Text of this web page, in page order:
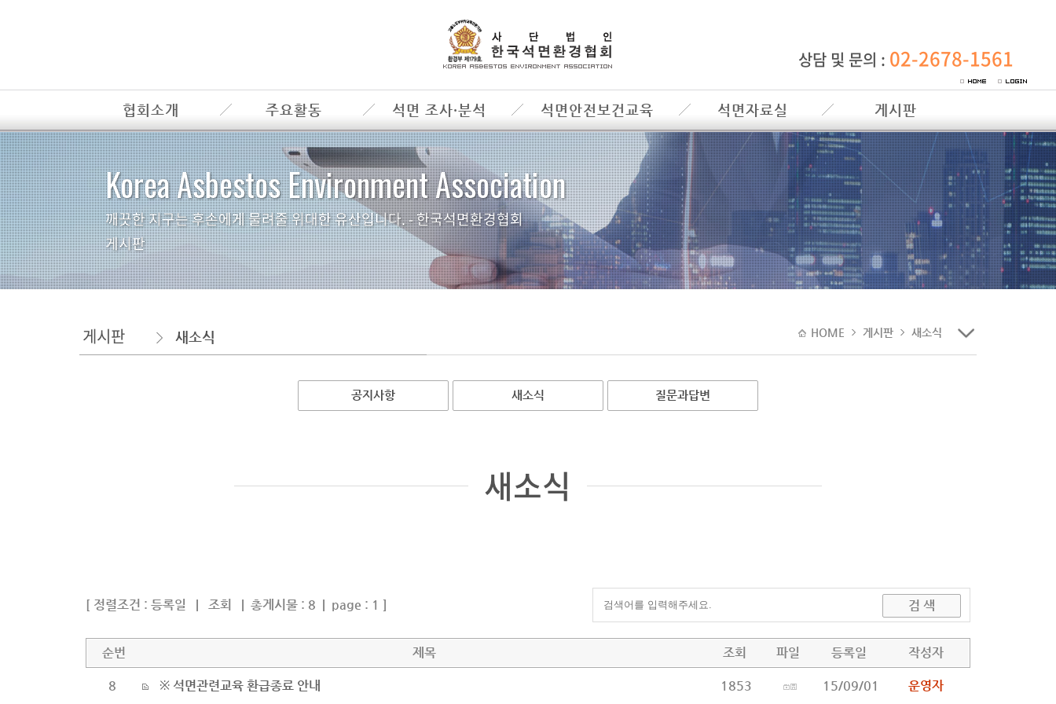
상담 및 문의 : 02-2678-1561
협회소개 주요활동 석면 조사·분석 석면안전보건교육 석면자료실 게시판
Korea Asbestos Environment Association
깨끗한 지구는 후손에게 물려줄 위대한 유산입니다. - 한국석면환경협회
게시판
게시판 새소식 HOME 게시판 새소식
공지사항 새소식 질문과답변
새소식
[ 정렬조건 : 등록일 | 조회 | 총게시물 : 8 | page : 1 ]
순번 제목 조회 파일 등록일 작성자
8 ※ 석면관련교육 환급종료 안내 1853 15/09/01 운영자